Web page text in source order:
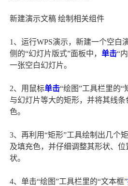
新建演示文稿 绘制相关组件
1、运行WPS演示，新建一个空白
侧的“幻灯片版式”面板中， 单击“
一张空白幻灯片。
2、用鼠标单击“绘图”工具栏里的“
与幻灯片等大的矩形，并将其线
色。
3、再利用“矩形”工具绘制出几个
及填充色，并仔细调整其形状、
状。
4、单击“绘图”工具栏里的“文本框”